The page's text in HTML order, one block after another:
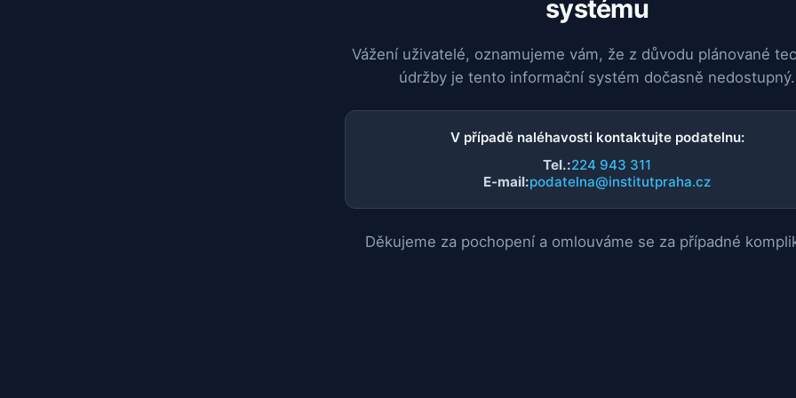
systému
Vážení uživatelé, oznamujeme vám, že z důvodu plánované
údržby je tento informační systém dočasně nedostupný.
V případě naléhavosti kontaktujte podatelnu:
Tel.:224 943 311
E-mail:podatelna@institutpraha.cz
Děkujeme za pochopení a omlouváme se za případné